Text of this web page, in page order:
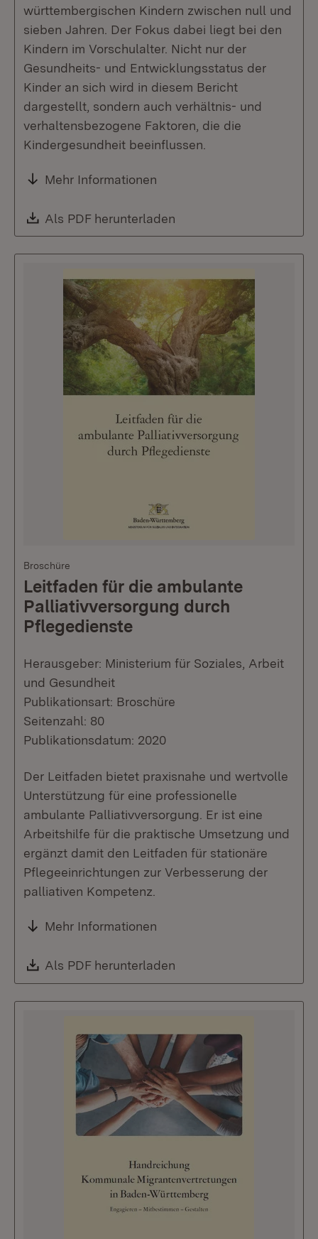
württembergischen Kindern zwischen null und
sieben Jahren. Der Fokus dabei liegt bei den
Kindern im Vorschulalter. Nicht nur der
Gesundheits- und Entwicklungsstatus der
Kinder an sich wird in diesem Bericht
dargestellt, sondern auch verhältnis- und
verhaltensbezogene Faktoren, die die
Kindergesundheit beeinflussen.
Mehr Informationen
Download:
Als PDF herunterladen
Broschüre
Leitfaden für die ambulante
Palliativversorgung durch
Pflegedienste
Herausgeber: Ministerium für Soziales, Arbeit
und Gesundheit
Publikationsart: Broschüre
Seitenzahl: 80
Publikationsdatum: 2020
Der Leitfaden bietet praxisnahe und wertvolle
Unterstützung für eine professionelle
ambulante Palliativversorgung. Er ist eine
Arbeitshilfe für die praktische Umsetzung und
ergänzt damit den Leitfaden für stationäre
Pflegeeinrichtungen zur Verbesserung der
palliativen Kompetenz.
Mehr Informationen
Download:
Als PDF herunterladen